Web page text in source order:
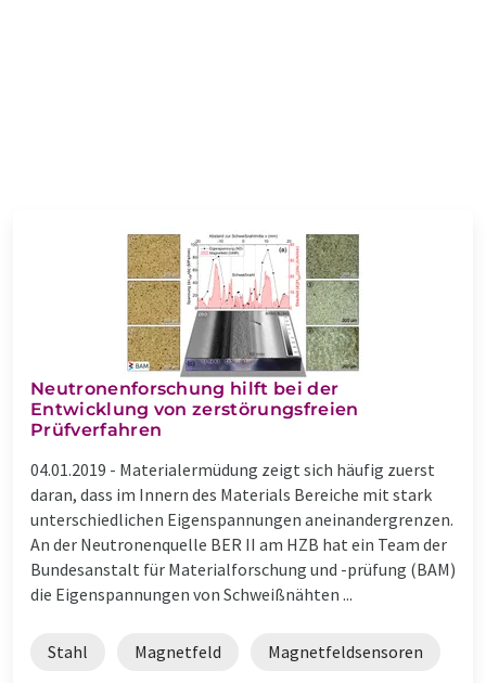
Neutronenforschung hilft bei der
Entwicklung von zerstörungsfreien
Prüfverfahren
04.01.2019 - Materialermüdung zeigt sich häufig zuerst
daran, dass im Innern des Materials Bereiche mit stark
unterschiedlichen Eigenspannungen aneinandergrenzen.
An der Neutronenquelle BER II am HZB hat ein Team der
Bundesanstalt für Materialforschung und -prüfung (BAM)
die Eigenspannungen von Schweißnähten ...
Stahl Magnetfeld Magnetfeldsensoren